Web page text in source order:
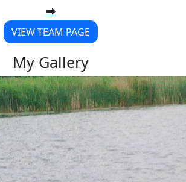
VIEW TEAM PAGE
My Gallery